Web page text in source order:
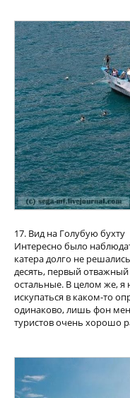
17. Вид на Голубую бухту
Интересно было
катера долго не
десять, первый
остальные. В целом же, я
искупаться в каком-то
одинаково, лишь фон
туристов очень хорошо